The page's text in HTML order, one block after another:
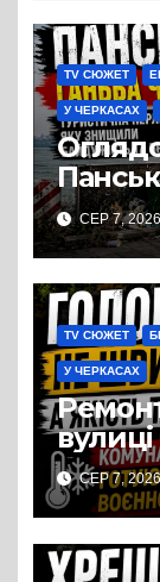
TV СЮЖЕТ
У ЧЕРКАСАХ
СЕР 7, 2026
TV СЮЖЕТ
У ЧЕРКАСАХ
для
СЕР 7, 2026